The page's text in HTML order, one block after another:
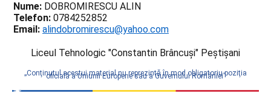
Nume: DOBROMIRESCU ALIN
Telefon: 0784252852
Email: alindobromirescu@yahoo.com
Liceul Tehnologic "Constantin Brâncuşi" Peştişani
„Conţinutul acestui material nu reprezintă în mod obligatoriu poziţia
oficială a Uniunii Europene sau a Guvernului României”